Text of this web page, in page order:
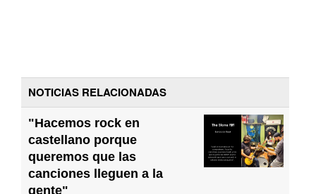
NOTICIAS RELACIONADAS
"Hacemos rock en
castellano porque
queremos que las
canciones lleguen a la
gente"